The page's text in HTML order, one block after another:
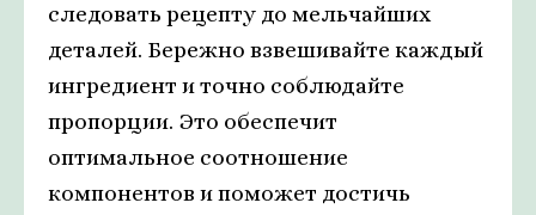
следовать рецепту до мельчайших
деталей. Бережно взвешивайте каждый
ингредиент и точно соблюдайте
пропорции. Это обеспечит
оптимальное соотношение
компонентов и поможет достичь